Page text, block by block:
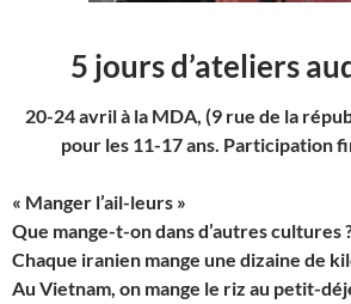
5 jours d’ateliers
20-24 avril à la MDA, (9 rue de la
pour les 11-17 ans. Participation
« Manger l’ail-leurs »
Que mange-t-on dans d’autres cultures
Chaque iranien mange une dizaine de
Au Vietnam, on mange le riz au petit-